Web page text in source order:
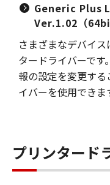
Generic Plus
Ver.1.02（
さまざまなデバイ
タードライバーで
報の設定を変更する
イバーを使用できま
プリンタード